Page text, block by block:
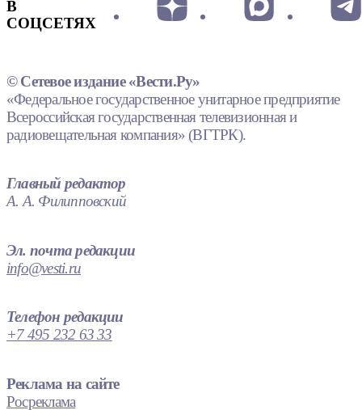
В
СОЦСЕТЯХ
© Сетевое издание «Вести.Ру»
«Федеральное государственное унитарное предприятие
Всероссийская государственная телевизионная и
радиовещательная компания» (ВГТРК).
Главный редактор
А. А. Филипповский
Эл. почта редакции
info@vesti.ru
Телефон редакции
+7 495 232 63 33
Реклама на сайте
Росреклама